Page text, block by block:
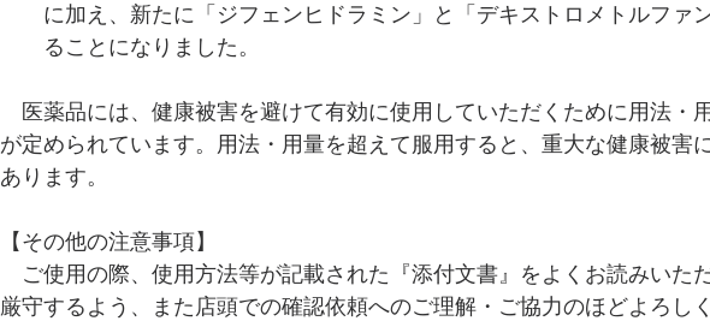
に加え、新たに「ジフェンヒドラミン」と「デキストロメトルファ
ることになりました。
医薬品には、健康被害を避けて有効に使用していただくために用法・
が定められています。用法・用量を超えて服用すると、重大な健康被害
あります。
【その他の注意事項】
ご使用の際、使用方法等が記載された『添付文書』をよくお読みいた
厳守するよう、また店頭での確認依頼へのご理解・ご協力のほどよろし